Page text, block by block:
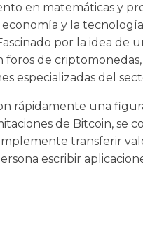
en matemáticas y
y la
por la idea de
foros de
especializadas del
rápidamente una
de Bitcoin, se
transferir
escribir